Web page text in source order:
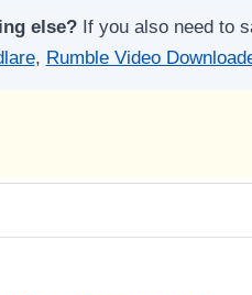
else?If you also need to
, Rumble Video